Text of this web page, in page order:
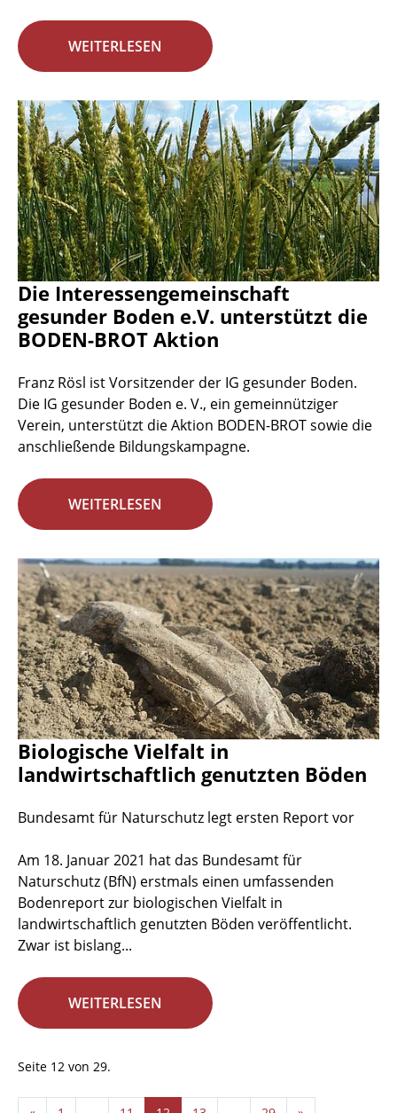
WEITERLESEN
Die Interessengemeinschaft
gesunder Boden e.V. unterstützt die
BODEN-BROT Aktion
Franz Rösl ist Vorsitzender der IG gesunder Boden.
Die IG gesunder Boden e. V., ein gemeinnütziger
Verein, unterstützt die Aktion BODEN-BROT sowie die
anschließende Bildungskampagne.
WEITERLESEN
Biologische Vielfalt in
landwirtschaftlich genutzten Böden
Bundesamt für Naturschutz legt ersten Report vor
Am 18. Januar 2021 hat das Bundesamt für
Naturschutz (BfN) erstmals einen umfassenden
Bodenreport zur biologischen Vielfalt in
landwirtschaftlich genutzten Böden veröffentlicht.
Zwar ist bislang...
WEITERLESEN
Seite 12 von 29.